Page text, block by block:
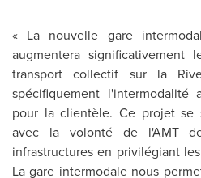
« La nouvelle gare
augmentera
transport collectif sur la
spécifiquement l'intermodalité
pour la clientèle. Ce projet
avec la volonté de l'AMT
infrastructures en privilégiant
La gare intermodale nous